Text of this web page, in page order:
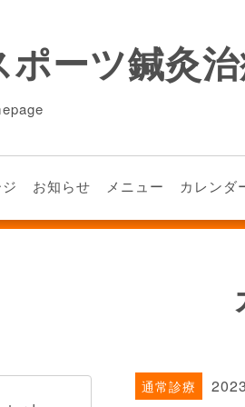
ポーツ鍼灸
お知らせ メニュー カレンダ
通常診療